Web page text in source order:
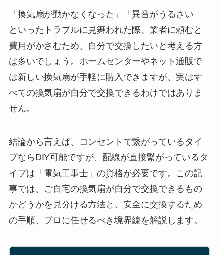
「換気扇が動かなくなった」「異音がうるさい」
といったトラブルに見舞われた際、業者に頼むと
費用がかさむため、自分で交換したいと考える方
は多いでしょう。ホームセンターやネット通販で
は新しい換気扇が手軽に購入できますが、実はす
べての換気扇が自分で交換できるわけではありま
せん。
結論から言えば、コンセントで繋がっているタイ
プならDIY可能ですが、配線が直接繋がっているタ
イプは「電気工事士」の資格が必要です。この記
事では、ご自宅の換気扇が自分で交換できるもの
かどうかを見分ける方法と、安全に交換するため
の手順、プロに任せるべき境界線を解説します。